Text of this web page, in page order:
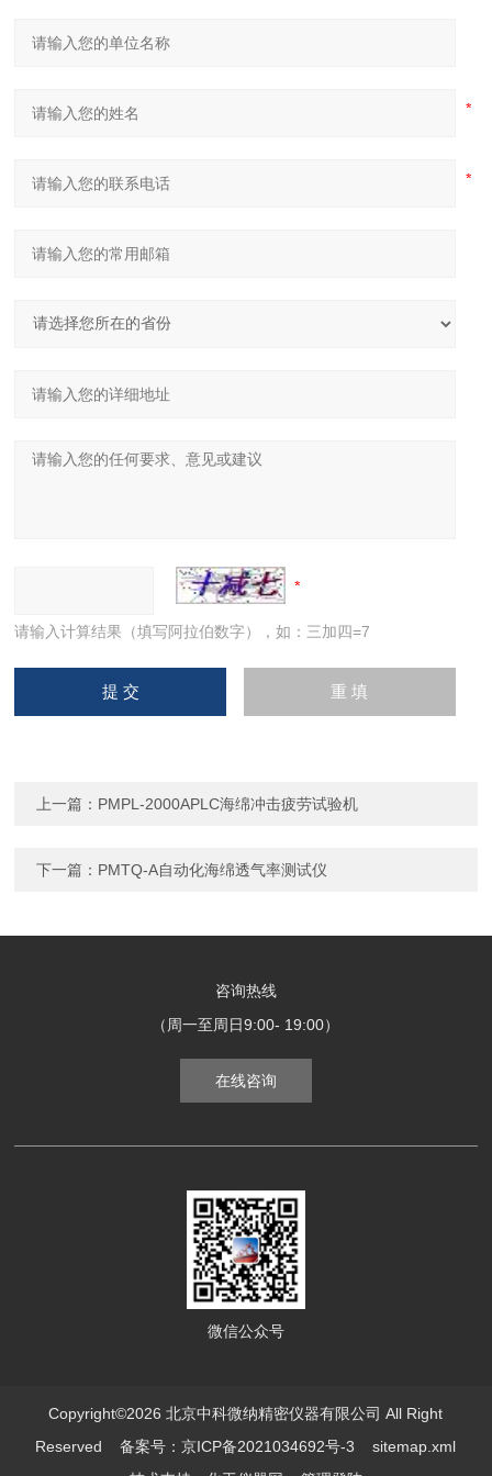
请输入计算结果（填写阿拉伯数字），如：三加四=7
上一篇： PMPL-2000APLC海绵冲击疲劳试验机
下一篇： PMTQ-A自动化海绵透气率测试仪
咨询热线
（周一至周日9:00- 19:00）
在线咨询
微信公众号
Copyright©2026 北京中科微纳精密仪器有限公司 All Right
Reserved备案号：京ICP备2021034692号-3
sitemap.xml